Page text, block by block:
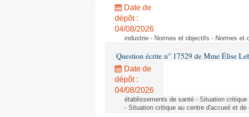
Date de
dépôt :
04/08/2026
industrie - Normes et objectifs - Normes et
Question écrite n° 17529 de Mme Élise
Date de
dépôt :
04/08/2026
établissements de santé - Situation
- Situation critique au centre d'accueil et